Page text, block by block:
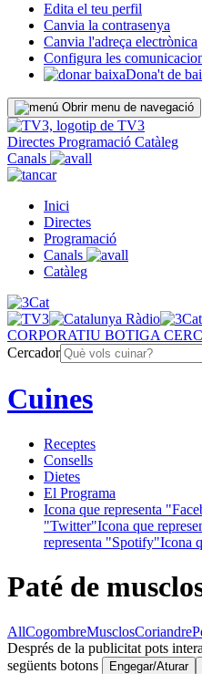
Edita el teu perfil
Canvia la contrasenya
Canvia l'adreça electrònica
Configura les
Dona't de
Obrir menu de navegació
Directes Programació Catàleg
Canals
Inici
Directes
Programació
Canals
Catàleg
CORPORATIU BOTIGA
Cercador
Cuines
Receptes
Consells
Dietes
El Programa
Icona que representa
"Twitter"Icona que
representa "Spotify"Icona
Paté de
AllCogombreMusclosCoriandre
Després de la publicitat pots
següents botons
Engegar/Aturar